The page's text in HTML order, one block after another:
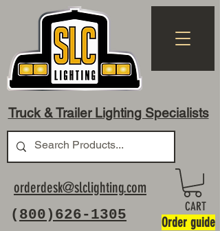
Truck & Trailer Lighting Specialists
( 800)626-1305
orderdesk@slclighting.com
CART
Order guide